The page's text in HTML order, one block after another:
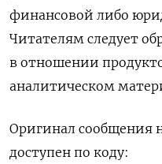
финансовой либо
Читателям следует
в отношении
аналитическом
Оригинал сообщения
доступен по коду: